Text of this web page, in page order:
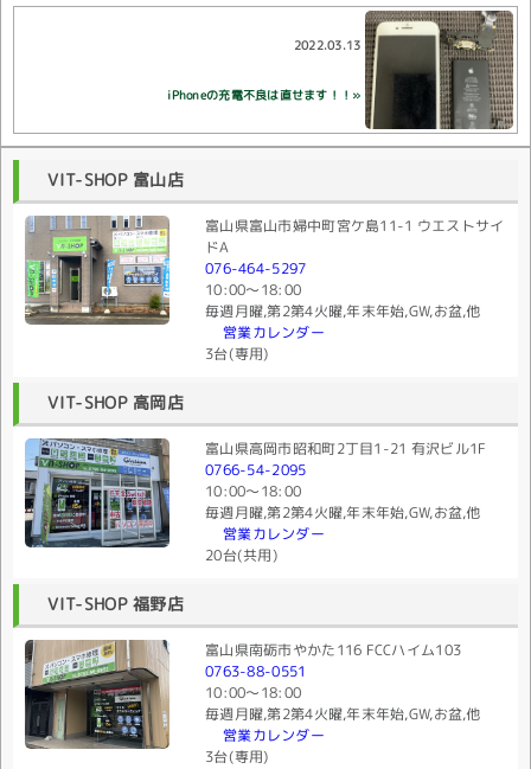
2022.03.13
iPhoneの充電不良は直せます！！»
VIT-SHOP 富山店
富山県富山市婦中町宮ケ島11-1 ウエストサイ
ドA
076-464-5297
10:00〜18:00
毎週月曜,第2第4火曜,年末年始,GW,お盆,他
営業カレンダー
3台(専用)
VIT-SHOP 高岡店
富山県高岡市昭和町2丁目1-21 有沢ビル1F
0766-54-2095
10:00〜18:00
毎週月曜,第2第4火曜,年末年始,GW,お盆,他
営業カレンダー
20台(共用)
VIT-SHOP 福野店
富山県南砺市やかた116 FCCハイム103
0763-88-0551
10:00〜18:00
毎週月曜,第2第4火曜,年末年始,GW,お盆,他
営業カレンダー
3台(専用)